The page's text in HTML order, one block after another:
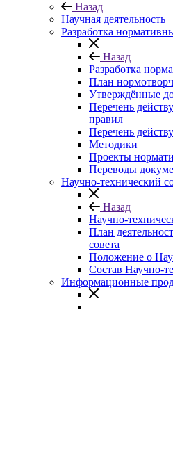
Назад
Научная деятельность
Разработка
Назад
Разработка
План
Утверждённые
Перечень
правил
Перечень
Методики
Проекты
Переводы
Научно-технический
Назад
Научно-
План
совета
Положение о
Состав Научно-
Информационные